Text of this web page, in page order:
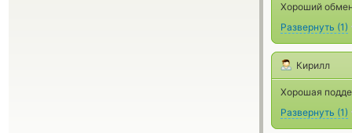
Хороший
Развернуть (1)
Кирилл
Хорошая
Развернуть (1)